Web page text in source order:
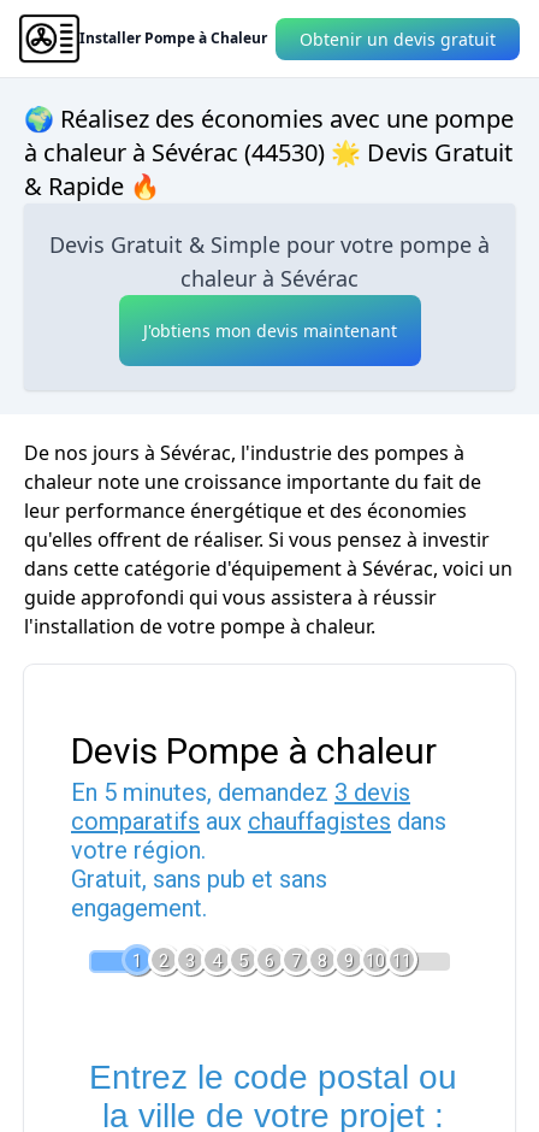
Installer Pompe à Chaleur Obtenir un devis gratuit
🌍 Réalisez des économies avec une pompe
à chaleur à Sévérac (44530) 🌟 Devis Gratuit
& Rapide 🔥
Devis Gratuit & Simple pour votre pompe à
chaleur à Sévérac
J'obtiens mon devis maintenant
De nos jours à Sévérac, l'industrie des pompes à
chaleur note une croissance importante du fait de
leur performance énergétique et des économies
qu'elles offrent de réaliser. Si vous pensez à investir
dans cette catégorie d'équipement à Sévérac, voici un
guide approfondi qui vous assistera à réussir
l'installation de votre pompe à chaleur.
Devis Pompe à chaleur
En 5 minutes, demandez 3 devis
comparatifs aux chauffagistes dans
votre région.
Gratuit, sans pub et sans
engagement.
1 2 3 4 5 6 7 8 9 10 11
Entrez le code postal ou
la ville de votre projet :